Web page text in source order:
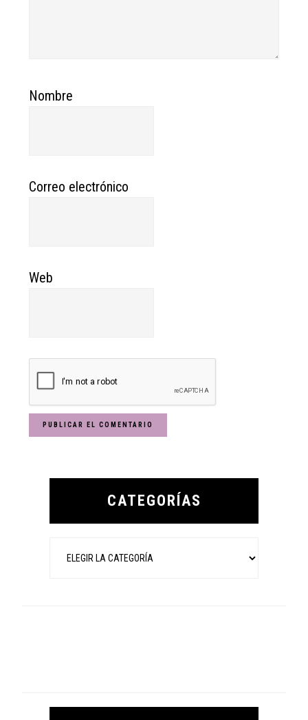
Nombre
Correo electrónico
Web
Primary
CATEGORÍAS